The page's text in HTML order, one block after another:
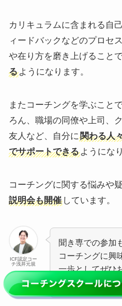
カリキュラムに含まれる自
ィードバックなどのプロセ
や在り方を磨き上げることで
るようになります。
またコーチングを学ぶこと
ろん、職場の同僚や上司、
友人など、自分に関わる人
でサポートできるようにな
コーチングに関する悩みや
説明会も開催しています。
ICF認定コー
チ浅井元規
聞き専での参加
コーチングに興
一歩としてぜひ
みてくださいね